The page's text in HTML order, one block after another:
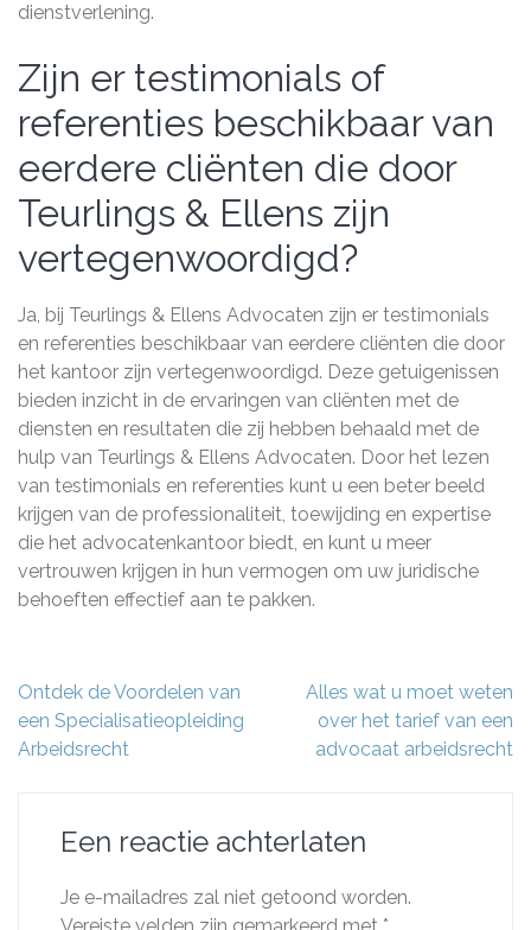
dienstverlening.
Zijn er testimonials of
referenties beschikbaar van
eerdere cliënten die door
Teurlings & Ellens zijn
vertegenwoordigd?
Ja, bij Teurlings & Ellens Advocaten zijn er testimonials
en referenties beschikbaar van eerdere cliënten die door
het kantoor zijn vertegenwoordigd. Deze getuigenissen
bieden inzicht in de ervaringen van cliënten met de
diensten en resultaten die zij hebben behaald met de
hulp van Teurlings & Ellens Advocaten. Door het lezen
van testimonials en referenties kunt u een beter beeld
krijgen van de professionaliteit, toewijding en expertise
die het advocatenkantoor biedt, en kunt u meer
vertrouwen krijgen in hun vermogen om uw juridische
behoeften effectief aan te pakken.
Berichtnavigatie
Ontdek de Voordelen van
een Specialisatieopleiding
Arbeidsrecht
Alles wat u moet weten
over het tarief van een
advocaat arbeidsrecht
Een reactie achterlaten
Je e-mailadres zal niet getoond worden.